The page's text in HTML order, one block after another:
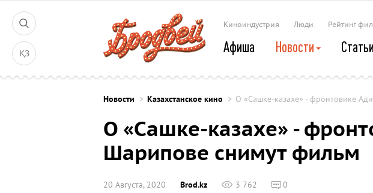
ҚЗ
Киноиндустрия Люди Рейтинг
Афиша Новости
Новости Казахстанское кино О «Сашке-казахе» - фронтовике
О «Сашке-казахе» -
Шарипове снимут фильм
20 Августа, 2020 Brod.kz 3 762 0